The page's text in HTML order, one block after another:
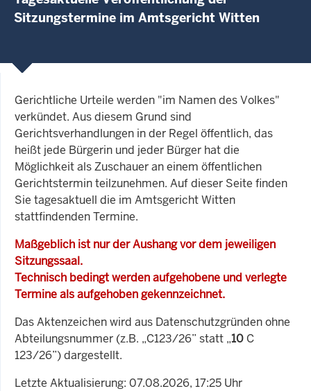
Sitzungstermine im Amtsgericht Witten
Gerichtliche Urteile werden "im Namen des Volkes"
verkündet. Aus diesem Grund sind
Gerichtsverhandlungen in der Regel öffentlich, das
heißt jede Bürgerin und jeder Bürger hat die
Möglichkeit als Zuschauer an einem öffentlichen
Gerichtstermin teilzunehmen. Auf dieser Seite finden
Sie tagesaktuell die im Amtsgericht Witten
stattfindenden Termine.
Maßgeblich ist nur der Aushang vor dem jeweiligen
Sitzungssaal.
Technisch bedingt werden aufgehobene und verlegte
Termine als aufgehoben gekennzeichnet.
Das Aktenzeichen wird aus Datenschutzgründen ohne
Abteilungsnummer (z.B. „C123/26” statt „10 C
123/26”) dargestellt.
Letzte Aktualisierung: 07.08.2026, 17:25 Uhr